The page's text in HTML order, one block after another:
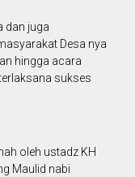
dan juga
Desa nya
hingga acara
sukses
oleh ustadz KH
Maulid nabi